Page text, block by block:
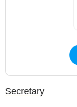
Secretary